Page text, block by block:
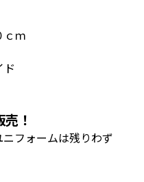
ｃｍ
ド
！
フォームは残りわず